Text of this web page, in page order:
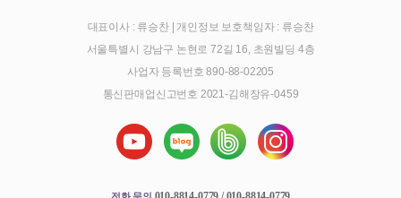
대표이사 : 류승찬| 개인정보 보호책임자 : 류승찬
서울특별시 강남구 논현로 72길 16, 초원빌딩 4층
사업자 등록번호 890-88-02205
통신판매업신고번호 2021-김해장유-0459